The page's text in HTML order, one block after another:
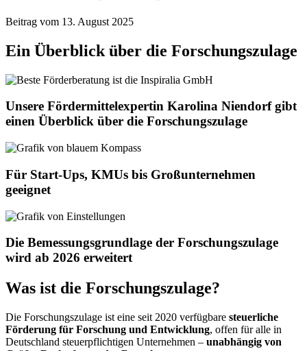
Beitrag vom 13. August 2025
Ein Überblick über die Forschungszulage
Unsere Fördermittelexpertin Karolina Niendorf gibt
einen Überblick über die Forschungszulage
Für Start-Ups, KMUs bis Großunternehmen
geeignet
Die Bemessungsgrundlage der Forschungszulage
wird ab 2026 erweitert
Was ist die Forschungszulage?
Die Forschungszulage ist eine seit 2020 verfügbare steuerliche
Förderung für Forschung und Entwicklung, offen für alle in
Deutschland steuerpflichtigen Unternehmen – unabhängig von